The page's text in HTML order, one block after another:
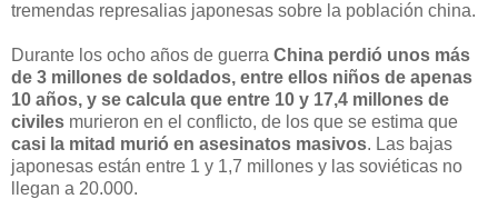
tremendas represalias japonesas sobre la población china.
Durante los ocho años de guerra China perdió unos más
de 3 millones de soldados, entre ellos niños de apenas
10 años, y se calcula que entre 10 y 17,4 millones de
civiles murieron en el conflicto, de los que se estima que
casi la mitad murió en asesinatos masivos. Las bajas
japonesas están entre 1 y 1,7 millones y las soviéticas no
llegan a 20.000.